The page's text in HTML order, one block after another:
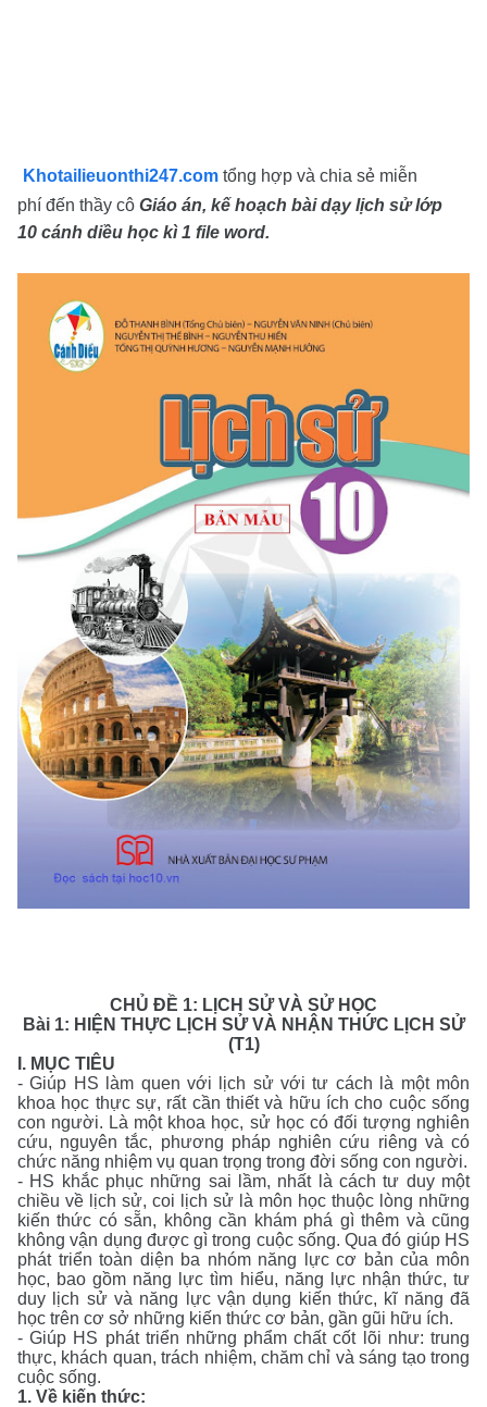
Khotailieuonthi247.com tổng hợp và chia sẻ miễn
phí đến thầy cô Giáo án, kế hoạch bài dạy lịch sử lớp
10 cánh diều học kì 1 file word.
CHỦ ĐỀ 1: LỊCH SỬ VÀ SỬ HỌC
Bài 1: HIỆN THỰC LỊCH SỬ VÀ NHẬN THỨC LỊCH SỬ
(T1)
I. MỤC TIÊU
- Giúp HS làm quen với lịch sử với tư cách là một môn
khoa học thực sự, rất cần thiết và hữu ích cho cuộc sống
con người. Là một khoa học, sử học có đối tượng nghiên
cứu, nguyên tắc, phương pháp nghiên cứu riêng và có
chức năng nhiệm vụ quan trọng trong đời sống con người.
- HS khắc phục những sai lầm, nhất là cách tư duy một
chiều về lịch sử, coi lịch sử là môn học thuộc lòng những
kiến thức có sẵn, không cần khám phá gì thêm và cũng
không vận dụng được gì trong cuộc sống. Qua đó giúp HS
phát triển toàn diện ba nhóm năng lực cơ bản của môn
học, bao gồm năng lực tìm hiểu, năng lực nhận thức, tư
duy lịch sử và năng lực vận dụng kiến thức, kĩ năng đã
học trên cơ sở những kiến thức cơ bản, gần gũi hữu ích.
- Giúp HS phát triển những phẩm chất cốt lõi như: trung
thực, khách quan, trách nhiệm, chăm chỉ và sáng tạo trong
cuộc sống.
1. Về kiến thức: